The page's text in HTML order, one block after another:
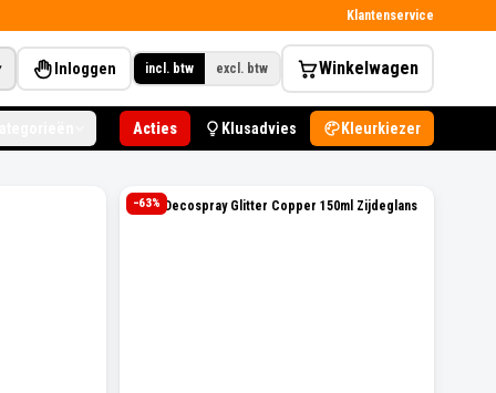
Klantenservice
Inloggen incl. btw excl. btw Winkelwagen
Acties Klusadvies Kleurkiezer
−63%
Levis Decospray Glitter Copper 150ml Zijdeglans